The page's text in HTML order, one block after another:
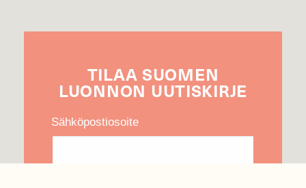
TILAA SUOMEN
LUONNON UUTIS­KIRJE
Sähköpostiosoite